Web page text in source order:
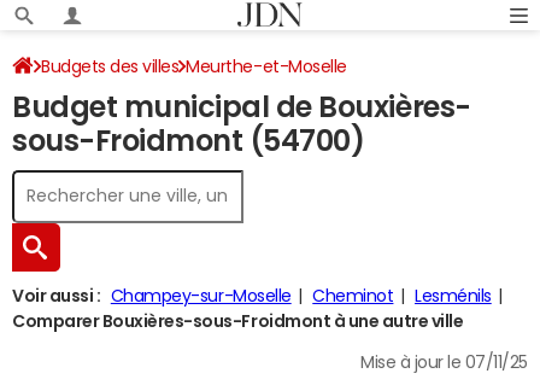
Budgets des villes Meurthe-et-Moselle
Bouxières-sous-Froidmont Budget 2024
Budget municipal de Bouxières-
sous-Froidmont (54700)
Voir aussi : Champey-sur-Moselle Cheminot
Lesménils
Comparer Bouxières-sous-Froidmont à une autre ville
Mise à jour le 07/11/25